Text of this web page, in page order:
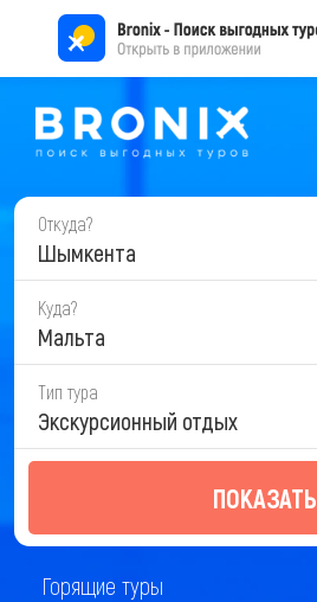
Откуда?
Шымкента
Куда?
Мальта
Тип тура
Экскурсионный отдых
ПОКАЗАТЬ
Горящие туры